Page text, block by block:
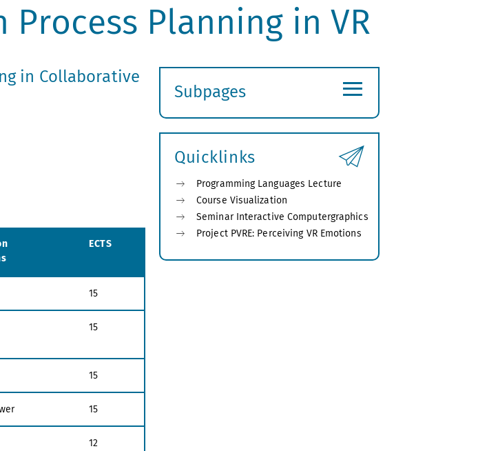
Planning in VR
in Collaborative
ECTS
15
15
15
15
12
Subpages
submenu
≡
Quicklinks
Programming Languages Lecture
Course Visualization
Seminar Interactive Computergraphics
Project PVRE: Perceiving VR Emotions